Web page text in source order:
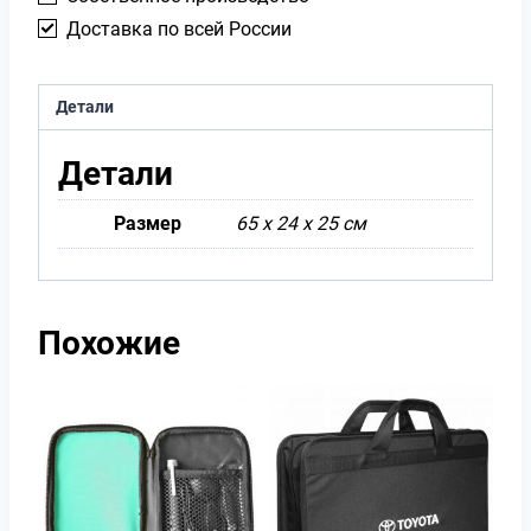
Доставка по всей России
Детали
Детали
Размер 65 х 24 х 25 см
Похожие